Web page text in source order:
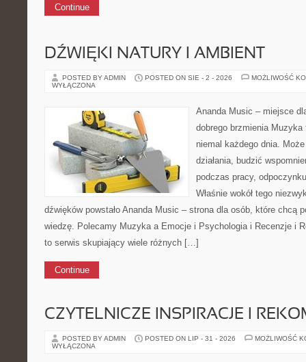
Continue
DŹWIĘKI NATURY I AMBIENT
POSTED BY ADMIN POSTED ON SIE - 2 - 2026
MOŻLIWOŚĆ
WYŁĄCZONA
Ananda Music – miejsce
dobrego brzmienia Muzyka
niemal każdego dnia.
działania, budzić
podczas pracy,
Właśnie wokół tego
dźwięków powstało Ananda Music – strona dla osób, które chcą
wiedzę. Polecamy Muzyka a Emocje i Psychologia i Recenzje i
to serwis skupiający wiele różnych […]
Continue
CZYTELNICZE INSPIRACJE I
POSTED BY ADMIN POSTED ON LIP - 31 - 2026
MOŻLIWOŚĆ
WYŁĄCZONA